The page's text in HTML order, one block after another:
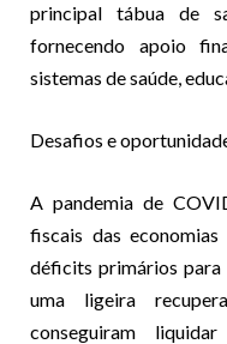
principal tábua de
fornecendo apoio
sistemas de saúde,
Desafios e
A pandemia de
fiscais das
déficits primários para
uma ligeira
conseguiram